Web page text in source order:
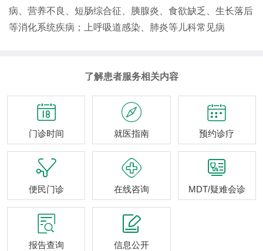
病、营养不良、短肠综合征、胰腺炎、食欲缺乏、生长落后
等消化系统疾病；上呼吸道感染、肺炎等儿科常见病
了解患者服务相关内容

门诊时间

就医指南

预约诊疗

便民门诊

在线咨询

MDT/疑难会诊

报告查询

信息公开